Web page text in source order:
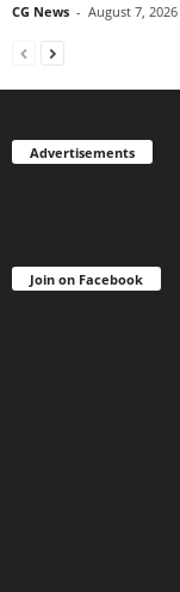
CG News - August 7, 2026
Advertisements
Join on Facebook